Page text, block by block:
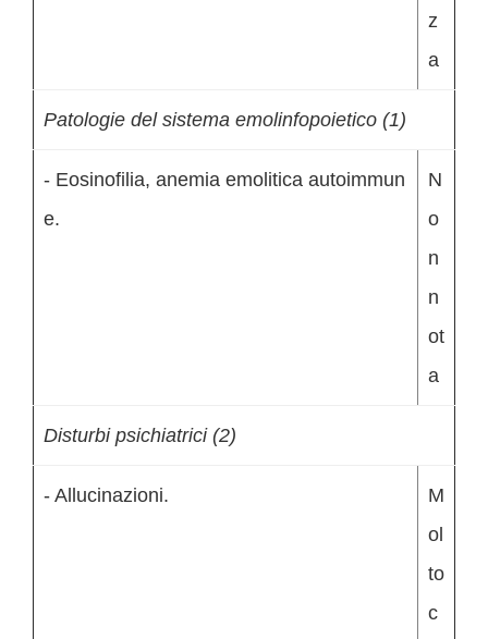
z
a
Patologie del sistema emolinfopoietico (1)
- Eosinofilia, anemia emolitica autoimmun
e.
N
o
n
n
ot
a
Disturbi psichiatrici (2)
- Allucinazioni.
M
ol
to
c